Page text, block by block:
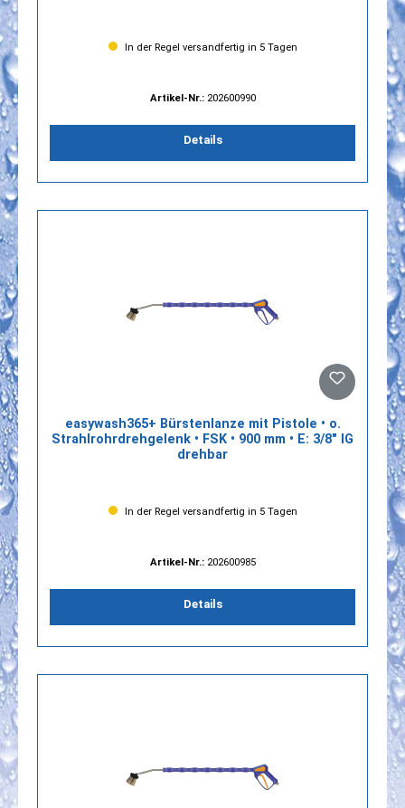
In der Regel versandfertig in 5 Tagen
Artikel-Nr.: 202600990
Details
easywash365+ Bürstenlanze mit Pistole • o.
Strahlrohrdrehgelenk • FSK • 900 mm • E: 3/8" IG
drehbar
In der Regel versandfertig in 5 Tagen
Artikel-Nr.: 202600985
Details